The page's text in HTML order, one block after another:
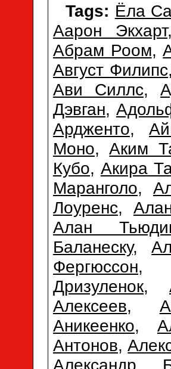
Tags: Ёла
Аарон Экхарт
Абрам Роом,
Август Филипс
Ави Силлс,
Дэвган,
Ардженто,
Моно,Аким
Кубо, Акира
Маранголо,
Лоуренс,
Алан
Баланеску,
Фергюссон
Дризуленок,
Алексеев,
Аникеенко,
Антонов,
Александр